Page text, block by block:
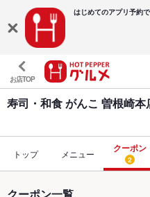
はじめてのアプリ予約
お店TOP
寿司・和食 がんこ 曽根崎本
トップ メニュー クーポン
2